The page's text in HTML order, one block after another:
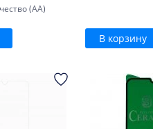
(AA)
В корзину